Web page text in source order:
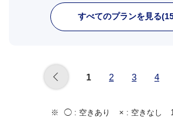
すべてのプランを見る
1 2 3 4
◯ : 空きあり × : 空きなし